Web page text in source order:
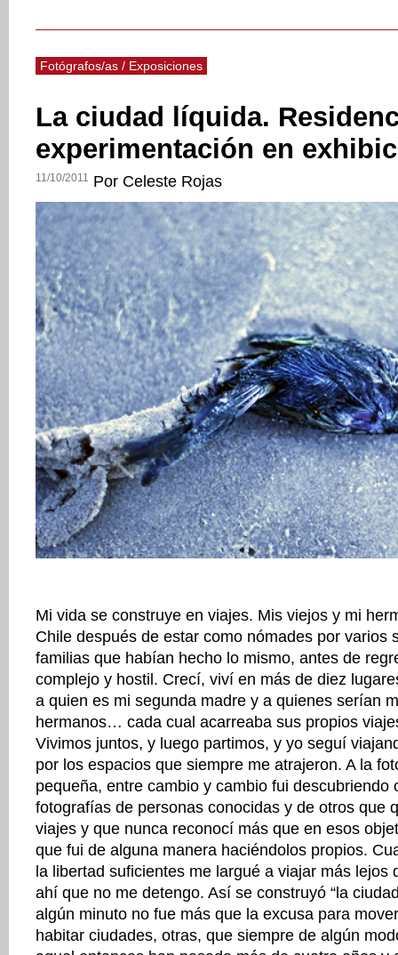
Fotógrafos/as / Exposiciones
La ciudad líquida.
experimentación en
11/10/2011 Por Celeste Rojas
Mi vida se construye en viajes. Mis viejos y mi
Chile después de estar como nómades por varios
familias que habían hecho lo mismo, antes de
complejo y hostil. Crecí, viví en más de diez
a quien es mi segunda madre y a quienes serían
hermanos… cada cual acarreaba sus propios
Vivimos juntos, y luego partimos, y yo seguí
por los espacios que siempre me atrajeron. A la
pequeña, entre cambio y cambio fui descubriendo
fotografías de personas conocidas y de otros que
viajes y que nunca reconocí más que en esos
que fui de alguna manera haciéndolos propios.
la libertad suficientes me largué a viajar más lejos
ahí que no me detengo. Así se construyó “la
algún minuto no fue más que la excusa para
habitar ciudades, otras, que siempre de algún